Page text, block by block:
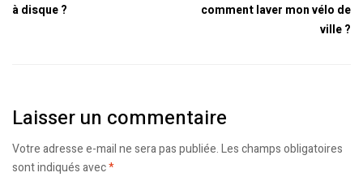
à disque ?
comment laver mon vélo de
ville ?
Laisser un commentaire
Votre adresse e-mail ne sera pas publiée.Les champs obligatoires
sont indiqués avec*